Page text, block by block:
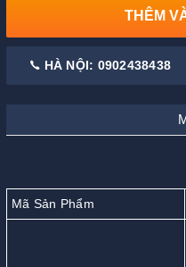
THÊM
HÀ NỘI: 0902438438
Mã Sản Phẩm